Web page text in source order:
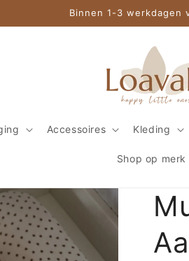
Binnen 1-3 werkdagen
Accessoires Kleding
Shop op merk